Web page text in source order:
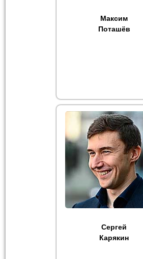
Максим
Поташёв
Сергей
Карякин